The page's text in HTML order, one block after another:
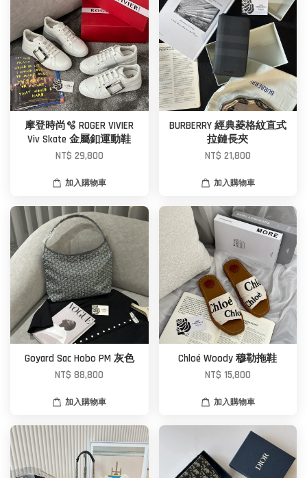
摩登時尚🫧 ROGER VIVIER
Viv Skate 金屬釦運動鞋
NT$ 29,800
加入購物車
BURBERRY 經典菱格紋直式
拉鏈長夾
NT$ 21,800
加入購物車
Goyard Sac Hobo PM 灰色
NT$ 88,800
加入購物車
Chloé Woody 穆勒拖鞋
NT$ 15,800
加入購物車